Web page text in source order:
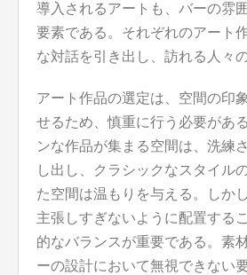
導入されるアートも、バーの雰
要素である。それぞれのアート
な対話を引き出し、訪れる人々
アート作品の選定は、空間の印
せるため、慎重に行う必要があ
ンな作品が集まる空間は、洗練
し出し、クラシックなスタイル
た空間は温もりを与える。しか
主張しすぎないように配置する
的なバランスが重要である。素
ーの設計において無視できない